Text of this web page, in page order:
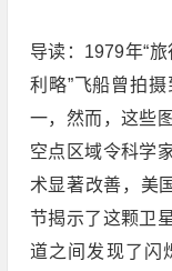
导读：1979年“
利略”飞船曾拍摄
一，然而，这些
空点区域令科学
术显著改善，美
节揭示了这颗卫
道之间发现了闪